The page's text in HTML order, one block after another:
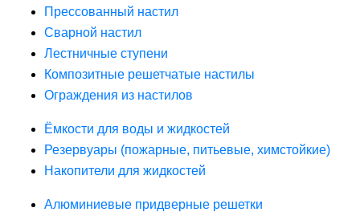
Прессованный настил
Сварной настил
Лестничные ступени
Композитные решетчатые настилы
Ограждения из настилов
Ёмкости для воды и жидкостей
Резервуары (пожарные, питьевые, химстойкие)
Накопители для жидкостей
Алюминиевые придверные решетки